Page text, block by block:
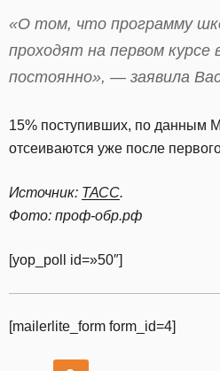
«О том, что программу
проходят на первом курсе
постоянно», — заявила
15% поступивших, по данным
отсеиваются уже после
Источник: ТАСС.
Фото: проф-обр.рф
[yop_poll id=»50″]
[mailerlite_form form_id=4]